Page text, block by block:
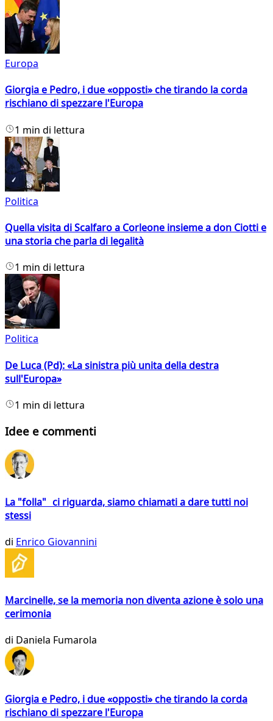
Europa
Giorgia e Pedro, i due «opposti» che tirando la corda
rischiano di spezzare l'Europa
1 min di lettura
Politica
Quella visita di Scalfaro a Corleone insieme a don Ciotti e
una storia che parla di legalità
1 min di lettura
Politica
De Luca (Pd): «La sinistra più unita della destra
sull'Europa»
1 min di lettura
Idee e commenti
La "folla" ci riguarda, siamo chiamati a dare tutti noi
stessi
di Enrico Giovannini
Marcinelle, se la memoria non diventa azione è solo una
cerimonia
di Daniela Fumarola
Giorgia e Pedro, i due «opposti» che tirando la corda
rischiano di spezzare l'Europa